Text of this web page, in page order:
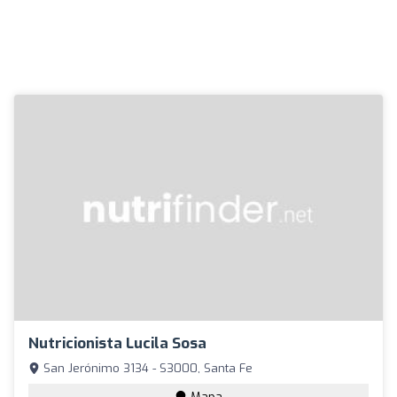
Nutricionista Lucila Sosa
San Jerónimo 3134 - S3000, Santa Fe